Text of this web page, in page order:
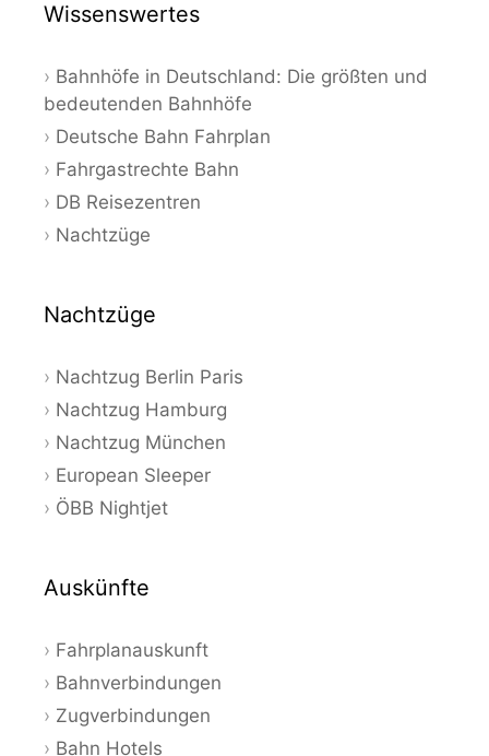
Wissenswertes
Bahnhöfe in Deutschland: Die größten und
bedeutenden Bahnhöfe
Deutsche Bahn Fahrplan
Fahrgastrechte Bahn
DB Reisezentren
Nachtzüge
Nachtzüge
Nachtzug Berlin Paris
Nachtzug Hamburg
Nachtzug München
European Sleeper
ÖBB Nightjet
Auskünfte
Fahrplanauskunft
Bahnverbindungen
Zugverbindungen
Bahn Hotels